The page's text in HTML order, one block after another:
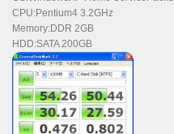
CPU:Pentium4 3.2GHz
Memory:DDR 2GB
HDD:SATA 200GB